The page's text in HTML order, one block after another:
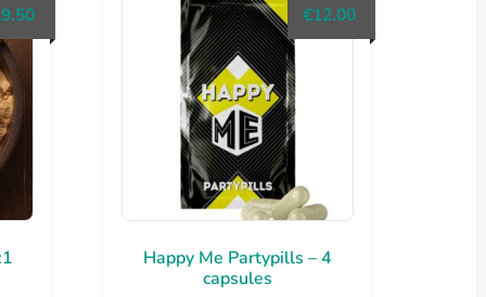
Prijsklasse:
€19.50
Happy Me Partypills – 4
capsules
€12.00